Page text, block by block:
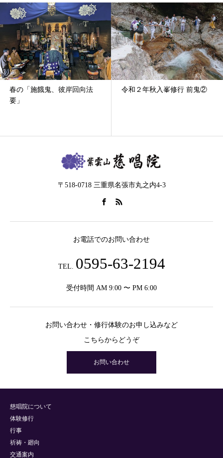
春の「施餓鬼、彼岸回向法
要」
令和２年秋入峯修行 前鬼②
〒518-0718 三重県名張市丸之内4-3
お電話でのお問い合わせ
TEL. 0595-63-2194
受付時間 AM 9:00 〜 PM 6:00
お問い合わせ・修行体験のお申し込みなど
こちらからどうぞ
お問い合わせ
慈唱院について
体験修行
行事
祈祷・廻向
交通案内